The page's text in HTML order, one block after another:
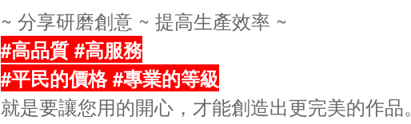
~ 分享研磨創意 ~ 提高生產效率 ~
#高品質 #高服務
#平民的價格 #專業的等級
就是要讓您用的開心，才能創造出更完美的作品。